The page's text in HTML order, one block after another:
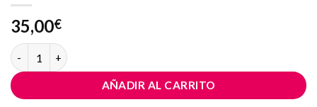
35,00€
SANT JORDI FUSTA COR I TUBULAR de vidre amb 2 roses
AÑADIR AL CARRITO